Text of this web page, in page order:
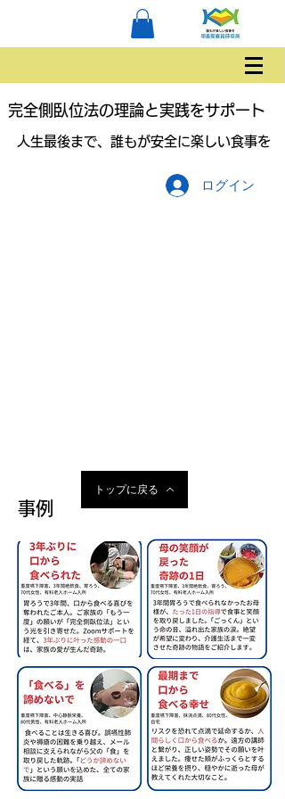
完全側臥位法の理論と実践をサポート
人生最後まで、誰もが安全に楽しい食事を
ログイン
トップに戻る
事例